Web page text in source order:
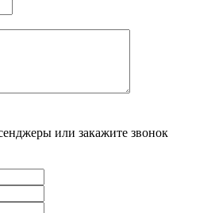
или закажите звонок